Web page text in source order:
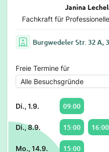
Janina
Fachkraft für
Burgwedeler Str. 32 A,
Freie Termine für
Di., 1.9. 09:00
Di., 8.9. 15:00 16:00
Mo., 14.9. 15:00